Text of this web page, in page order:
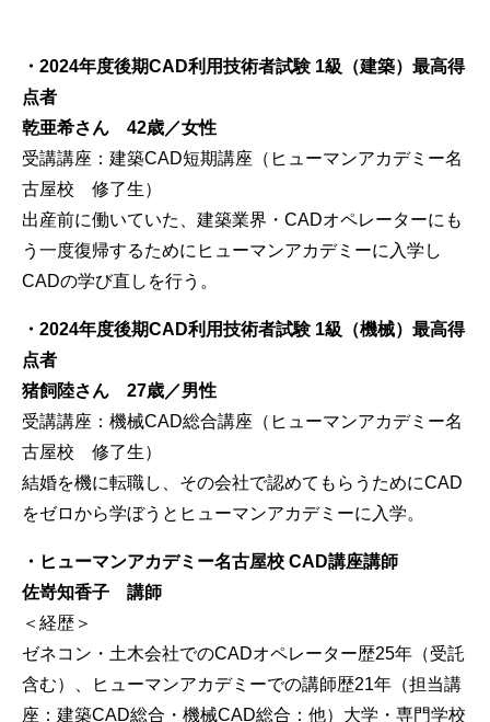
・2024年度後期CAD利用技術者試験 1級（建築）最高得
点者
乾亜希さん 42歳／女性
受講講座：建築CAD短期講座（ヒューマンアカデミー名
古屋校 修了生）
出産前に働いていた、建築業界・CADオペレーターにも
う一度復帰するためにヒューマンアカデミーに入学し
CADの学び直しを行う。
・2024年度後期CAD利用技術者試験 1級（機械）最高得
点者
猪飼陸さん 27歳／男性
受講講座：機械CAD総合講座（ヒューマンアカデミー名
古屋校 修了生）
結婚を機に転職し、その会社で認めてもらうためにCAD
をゼロから学ぼうとヒューマンアカデミーに入学。
・ヒューマンアカデミー名古屋校 CAD講座講師
佐嵜知香子 講師
＜経歴＞
ゼネコン・土木会社でのCADオペレーター歴25年（受託
含む）、ヒューマンアカデミーでの講師歴21年（担当講
座：建築CAD総合・機械CAD総合：他）大学・専門学校